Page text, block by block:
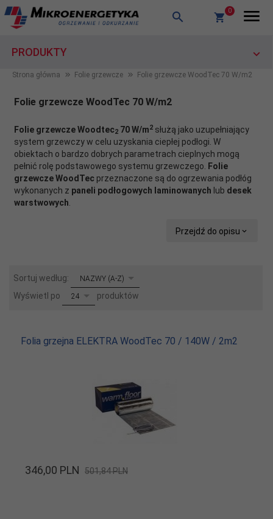
0
PRODUKTY
Strona główna Folie grzewcze Folie grzewcze WoodTec 70 W/m2
Folie grzewcze WoodTec 70 W/m2
Folie grzewcze Woodtec2 70 W/m2 służą jako uzupełniający
system grzewczy w celu uzyskania ciepłej podłogi. W
obiektach o bardzo dobrych parametrach cieplnych mogą
pełnić rolę podstawowego systemu grzewczego.
Folie
grzewcze WoodTec przeznaczone są do ogrzewania podłóg
wykonanych z paneli podłogowych laminowanych lub desek
warstwowych
Przejdź do opisu
Sortuj według: sortNAZWY (A-Z)
Wyświetl po pop24 produktów
Folia grzejna ELEKTRA WoodTec 70 / 140W / 2m2
346,00 PLN 501,84 PLN